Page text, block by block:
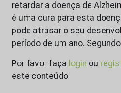
retardar a doença de
é uma cura para esta
pode atrasar o seu
período de um ano.
Por favor faça login ou
este conteúdo